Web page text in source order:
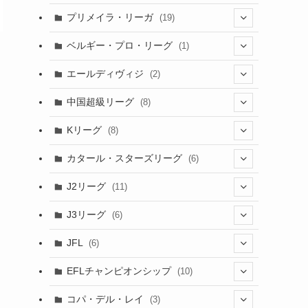
(6)
(1)
(3)
(2)
(16)
(6)
(46)
(1)
(1)
(5)
(15)
(19)
プリメイラ・リーガ (19)
(6)
ベルギー・プロ・リーグ (1)
エールディヴィジ (2)
中国超級リーグ (8)
(3)
Kリーグ (8)
(8)
カタール・スターズリーグ (6)
J2リーグ (11)
(1)
J3リーグ (6)
JFL (6)
(3)
(3)
EFLチャンピオンシップ (10)
コパ・デル・レイ (3)